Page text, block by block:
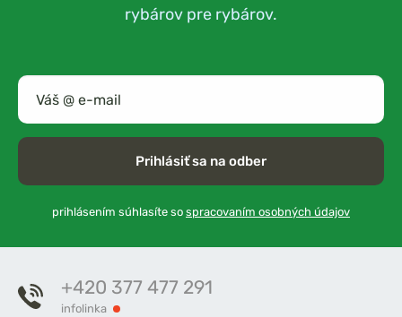
rybárov pre rybárov.
Prihlásiť sa na odber
prihlásením súhlasíte so spracovaním osobných údajov
+420 377 477 291
infolinka